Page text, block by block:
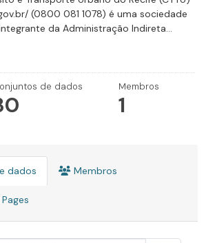
(0800 081 1078) é uma sociedade
da Administração Indireta...
de dados Membros
1
dados Membros
Pages